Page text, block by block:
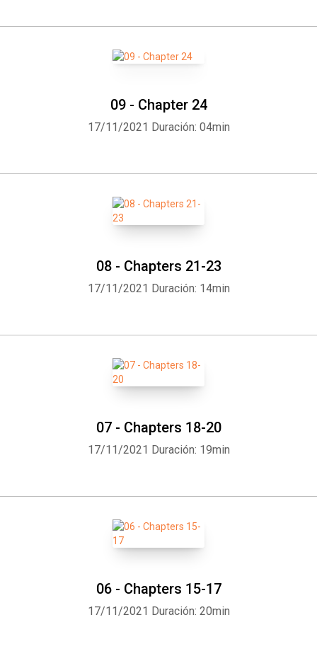
09 - Chapter 24
17/11/2021 Duración: 04min
08 - Chapters 21-23
17/11/2021 Duración: 14min
07 - Chapters 18-20
17/11/2021 Duración: 19min
06 - Chapters 15-17
17/11/2021 Duración: 20min